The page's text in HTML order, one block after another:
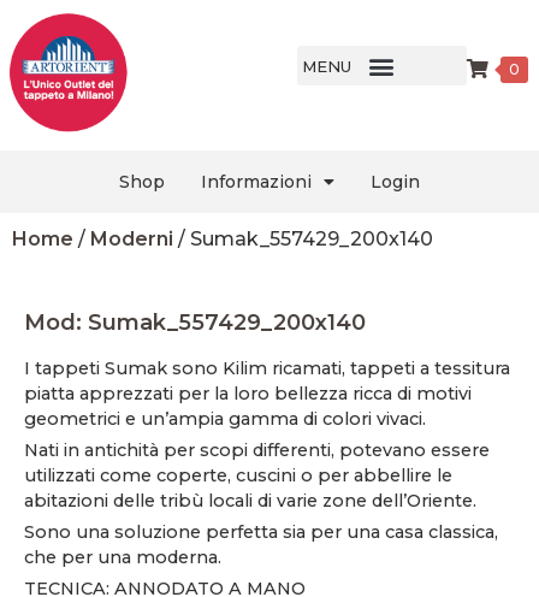
MENU 0
Shop Informazioni Login
Home / Moderni / Sumak_557429_200x140
Mod: Sumak_557429_200x140
I tappeti Sumak sono Kilim ricamati, tappeti a tessitura
piatta apprezzati per la loro bellezza ricca di motivi
geometrici e un’ampia gamma di colori vivaci.
Nati in antichità per scopi differenti, potevano essere
utilizzati come coperte, cuscini o per abbellire le
abitazioni delle tribù locali di varie zone dell’Oriente.
Sono una soluzione perfetta sia per una casa classica,
che per una moderna.
TECNICA: ANNODATO A MANO